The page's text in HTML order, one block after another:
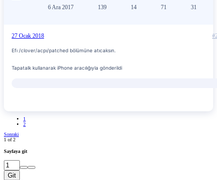
6 Ara 2017 139 14 71 31
27 Ocak 2018
Efı /clover/acpı/patched bölümüne atıcaksın.
Tapatalk kullanarak iPhone aracılığıyla gönderildi
1
2
Sonraki
1 of 2
Sayfaya git
Git